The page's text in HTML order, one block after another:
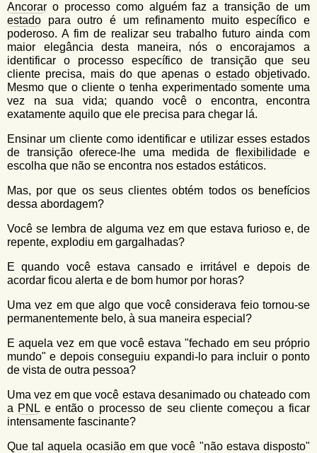
Ancorar o processo como alguém faz a transição de um
estado para outro é um refinamento muito específico e
poderoso. A fim de realizar seu trabalho futuro ainda com
maior elegância desta maneira, nós o encorajamos a
identificar o processo específico de transição que seu
cliente precisa, mais do que apenas o estadoobjetivado.
Mesmo que o cliente o tenha experimentado somente uma
vez na sua vida; quando você o encontra, encontra
exatamente aquilo que ele precisa para chegar lá.
Ensinar um cliente como identificar e utilizar esses estados
de transição oferece-lhe uma medida deflexibilidade e
escolha que não se encontra nos estados estáticos.
Mas, por que os seus clientes obtém todos os benefícios
dessa abordagem?
Você se lembra de alguma vez em que estava furioso e, de
repente, explodiu em gargalhadas?
E quando você estava cansado e irritável e depois de
acordar ficou alerta e de bom humor por horas?
Uma vez em que algo que você considerava feio tornou-se
permanentemente belo, à sua maneira especial?
E aquela vez em que você estava "fechado em seu próprio
mundo" e depois conseguiu expandi-lo para incluir o ponto
de vista de outra pessoa?
Uma vez em que você estava desanimado ou chateado com
a PNL e então o processo de seu cliente começou a ficar
intensamente fascinante?
Que tal aquela ocasião em que você "não estava disposto"